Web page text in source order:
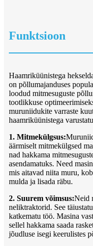
Funktsioon
Haamriküünistega
on põllumajanduses
loodud mitmesuguste
tootlikkuse
muruniidukite varraste
haamriküünistega
1. Mitmekülgsus:
äärmiselt mitmekülgsed
nad hakkama
asendamatuks. Need
mis aitavad niita muru,
mulda ja lisada räbu.
2. Suurem võimsus:Neid
neliktraktorid. See
katkematu töö. Masina
sellel hakkama saada
jõudluse isegi keerulistes